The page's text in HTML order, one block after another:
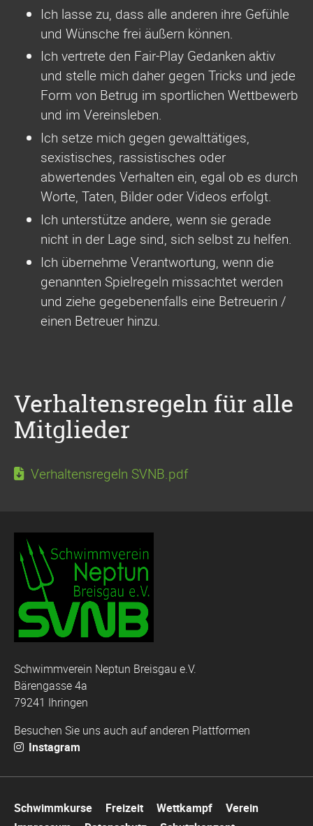
Ich lasse zu, dass alle anderen ihre Gefühle
und Wünsche frei äußern können.
Ich vertrete den Fair-Play Gedanken aktiv
und stelle mich daher gegen Tricks und jede
Form von Betrug im sportlichen Wettbewerb
und im Vereinsleben.
Ich setze mich gegen gewalttätiges,
sexistisches, rassistisches oder
abwertendes Verhalten ein, egal ob es durch
Worte, Taten, Bilder oder Videos erfolgt.
Ich unterstütze andere, wenn sie gerade
nicht in der Lage sind, sich selbst zu helfen.
Ich übernehme Verantwortung, wenn die
genannten Spielregeln missachtet werden
und ziehe gegebenenfalls eine Betreuerin /
einen Betreuer hinzu.
Verhaltensregeln für alle
Mitglieder
Verhaltensregeln SVNB.pdf
Schwimmverein Neptun Breisgau e.V.
Bärengasse 4a
79241 Ihringen
Besuchen Sie uns auch auf anderen Plattformen
Instagram
überspringen
Schwimmkurse Freizeit Wettkampf
Verein